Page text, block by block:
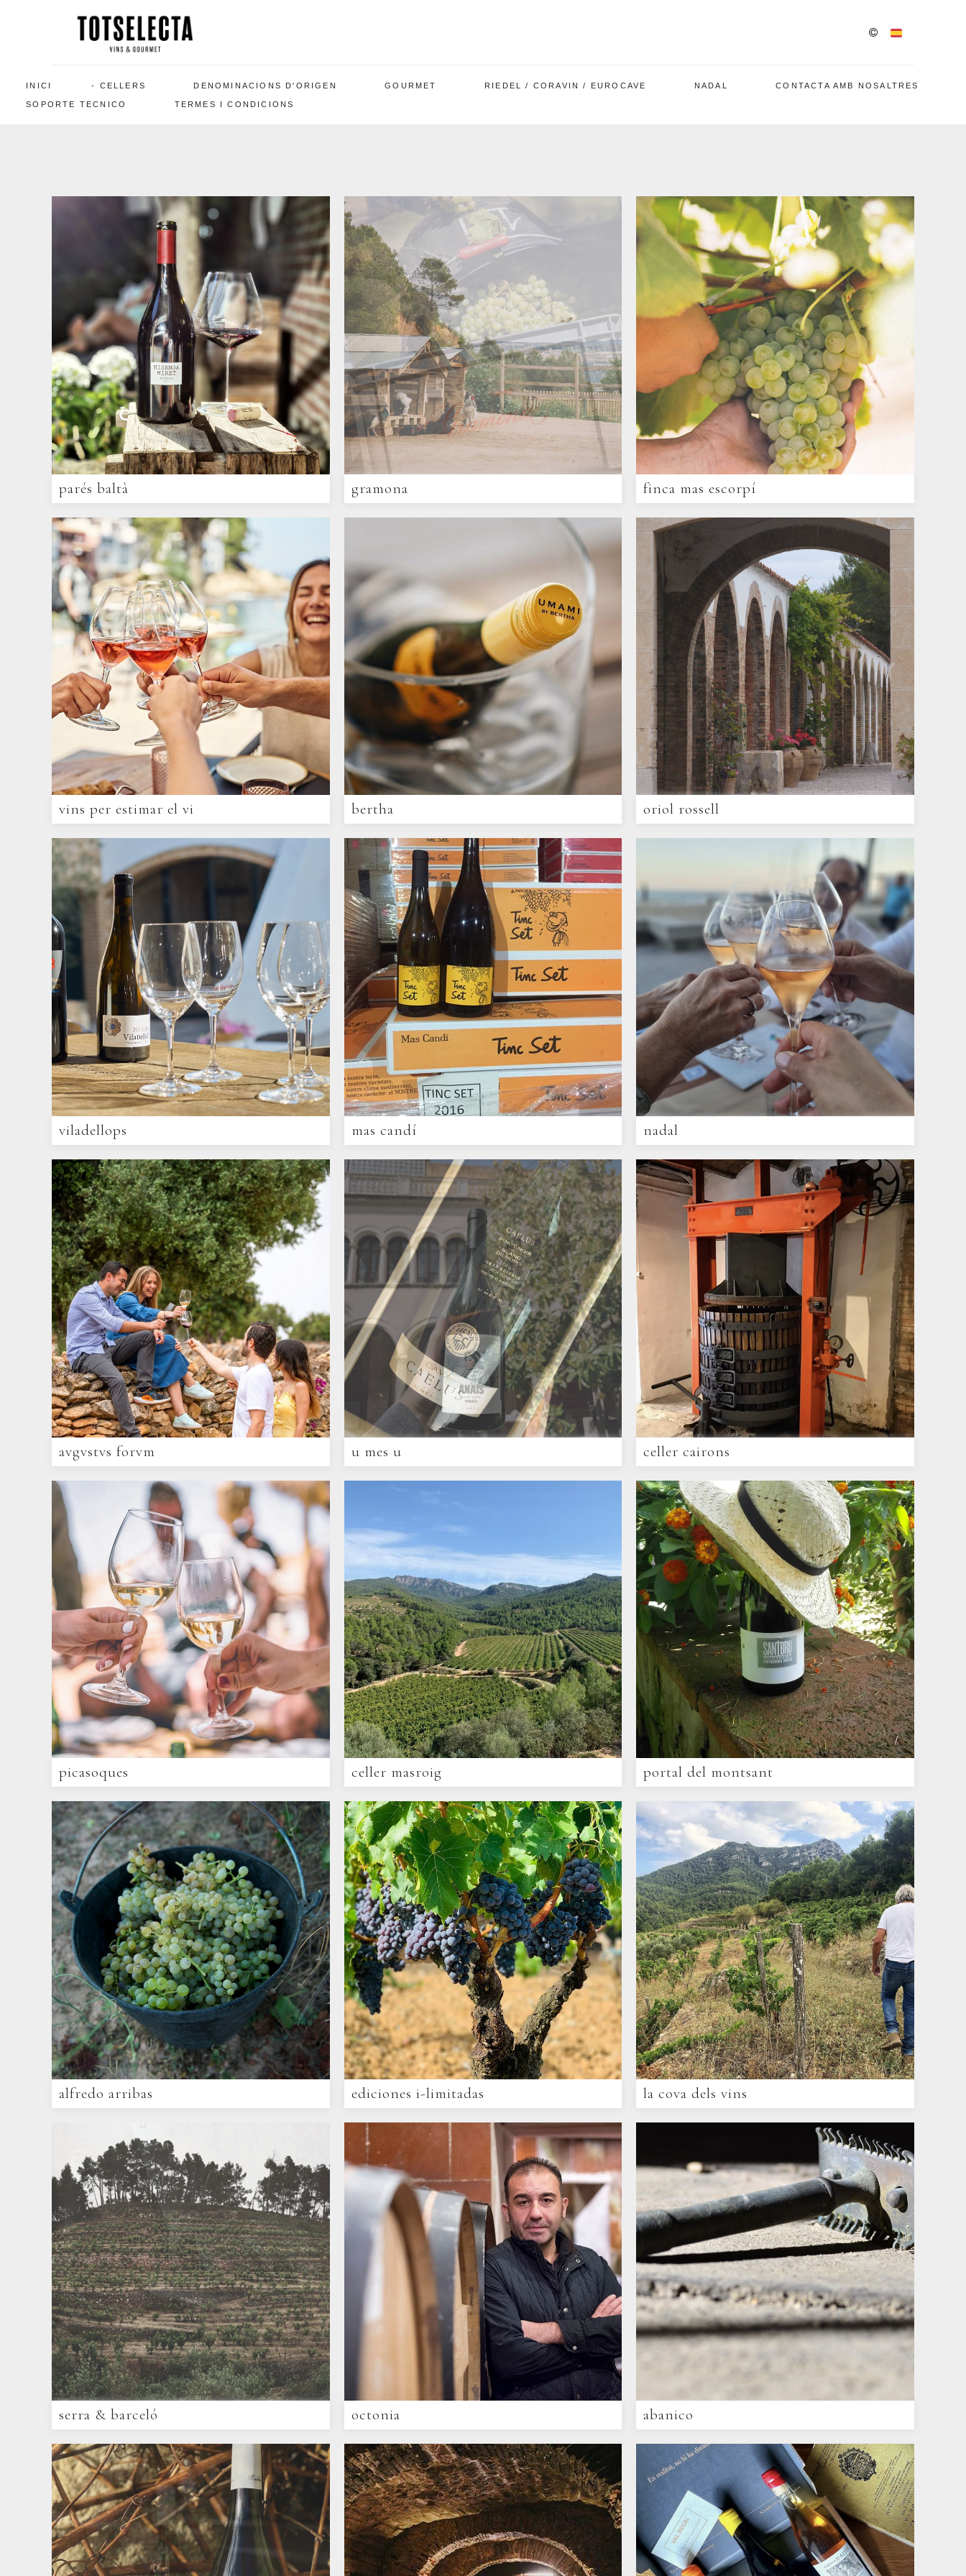
INICI CELLERS DENOMINACIONS D'ORIGEN GOURMET RIEDEL / CORAVIN / EUROCAVE NADAL CONTACTA AMB NOSALTRES
SOPORTE TECNICO TERMES I CONDICIONS
parés baltà gramona finca mas escorpí
vins per estimar el vi bertha oriol rossell
viladellops mas candí nadal
avgvstvs forvm u mes u celler cairons
picasoques celler masroig portal del montsant
alfredo arribas ediciones i-limitadas la cova dels vins
serra & barceló octonia abanico